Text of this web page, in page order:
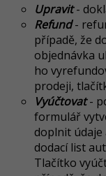
Upravit-
Refund-
případě, že
objednávka
ho
prodeji,
Vyúčtovat-
formulář
doplnit údaje
dodací list
Tlačítko